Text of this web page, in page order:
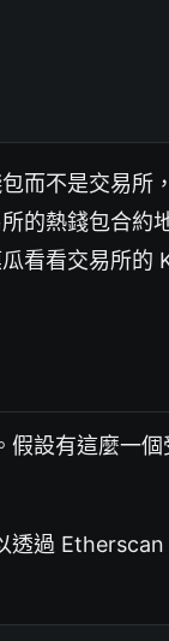
而不是交易所
的熱錢包合約
看看交易所的
假設有這麼一
透過